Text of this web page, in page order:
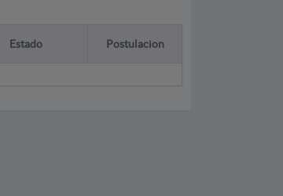
Estado Postulacion